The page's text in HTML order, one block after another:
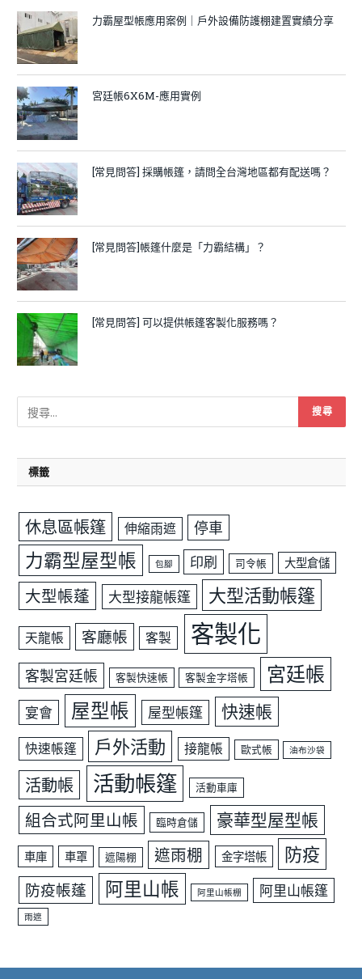
力霸屋型帳應用案例｜戶外設備防護棚建置實績分享
宮廷帳6X6M-應用實例
[常見問答] 採購帳篷，請問全台灣地區都有配送嗎？
[常見問答]帳篷什麼是「力霸結構」？
[常見問答] 可以提供帳篷客製化服務嗎？
標籤
休息區帳篷 伸縮雨遮 停車
力霸型屋型帳 包腳 印刷 司令帳 大型倉儲
大型帳蓬 大型接龍帳篷 大型活動帳篷
天龍帳 客廳帳 客製 客製化
客製宮廷帳 客製快速帳 客製金字塔帳 宮廷帳
宴會 屋型帳 屋型帳篷 快速帳
快速帳篷 戶外活動 接龍帳 歐式帳 油布沙袋
活動帳 活動帳篷 活動車庫
組合式阿里山帳 臨時倉儲 豪華型屋型帳
車庫 車罩 遮陽棚 遮雨棚 金字塔帳 防疫
防疫帳蓬 阿里山帳 阿里山帳棚 阿里山帳篷
雨遮